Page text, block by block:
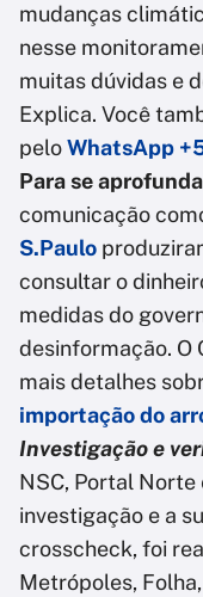
mudanças
nesse
muitas dúvidas e
Explica. Você
peloWhatsApp
Para se
comunicação
S.Paulo
consultar o
medidas do
desinformação. O
mais detalhes
importação do
Investigação e
NSC, Portal
investigação e a
crosscheck, foi
Metrópoles,